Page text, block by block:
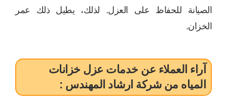
الصيانة للحفاظ على العزل. لذلك، يطيل ذلك عمر
الخزان.
آراء العملاء عن خدمات عزل خزانات
المياه من شركة ارشاد المهندس :